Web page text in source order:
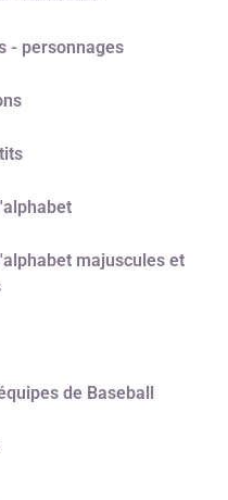
- personnages
majuscules et
de Baseball